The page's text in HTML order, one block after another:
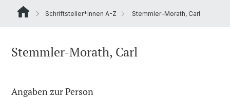
Schriftsteller*innen A-Z Stemmler-Morath, Carl
Stemmler-Morath, Carl
Angaben zur Person